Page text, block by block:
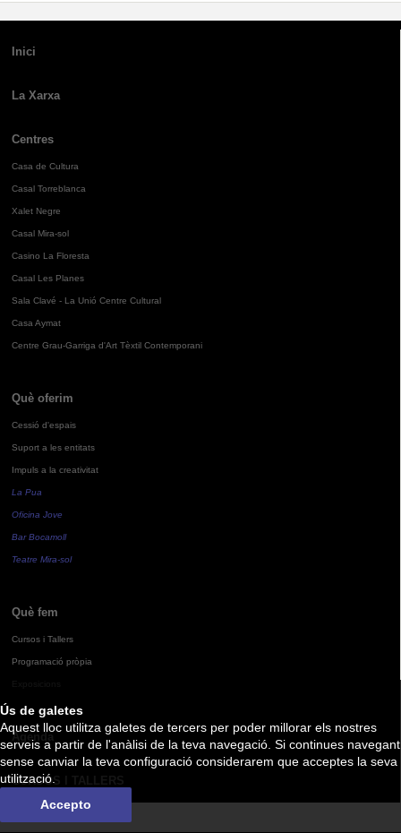
Ús de galetes
Aquest lloc utilitza galetes de tercers per poder millorar els nostres
serveis a partir de l'anàlisi de la teva navegació. Si continues navegant
sense canviar la teva configuració considerarem que acceptes la seva
utilització.
Accepto
Inici
La Xarxa
Centres
Casa de Cultura
Casal Torreblanca
Xalet Negre
Casal Mira-sol
Casino La Floresta
Casal Les Planes
Sala Clavé - La Unió Centre Cultural
Casa Aymat
Centre Grau-Garriga d'Art Tèxtil Contemporani
Què oferim
Cessió d'espais
Suport a les entitats
Impuls a la creativitat
La Pua
Oficina Jove
Bar Bocamoll
Teatre Mira-sol
Què fem
Cursos i Tallers
Programació pròpia
Agenda
CURSOS I TALLERS